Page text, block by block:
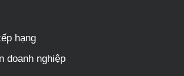
hạng
doanh nghiệp